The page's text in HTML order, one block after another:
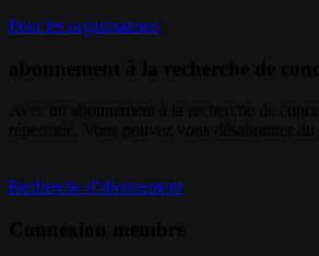
Pour les organisateurs
Recherche d'abonnement